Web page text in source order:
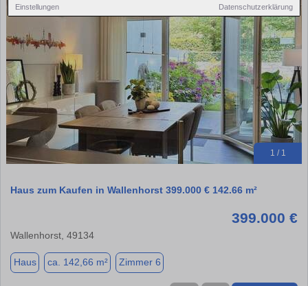
Einstellungen Datenschutzerklärung
1 / 1
Haus zum Kaufen in Wallenhorst 399.000 € 142.66 m²
399.000 €
Wallenhorst, 49134
Haus ca. 142,66 m² Zimmer 6